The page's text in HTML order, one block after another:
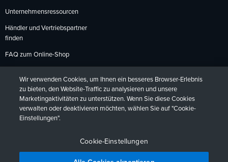
Unternehmensressourcen
Händler und Vertriebspartner
finden
FAQ zum Online-Shop
Rückgabebedingungen
DeutschFrançaisEspañol日本語
Wir verwenden Cookies, um Ihnen ein besseres Browser-Erlebnis
zu bieten, den Website-Traffic zu analysieren und unsere
Marketingaktivitäten zu unterstützen. Wenn Sie diese Cookies
verwalten oder deaktivieren möchten, wählen Sie auf "Cookie-
Einstellungen".
Cookie-Einstellungen